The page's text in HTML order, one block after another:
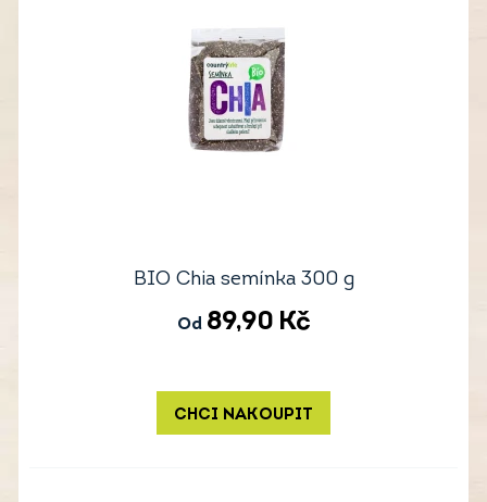
BIO Chia semínka 300 g
Od 89,90 Kč
CHCI NAKOUPIT